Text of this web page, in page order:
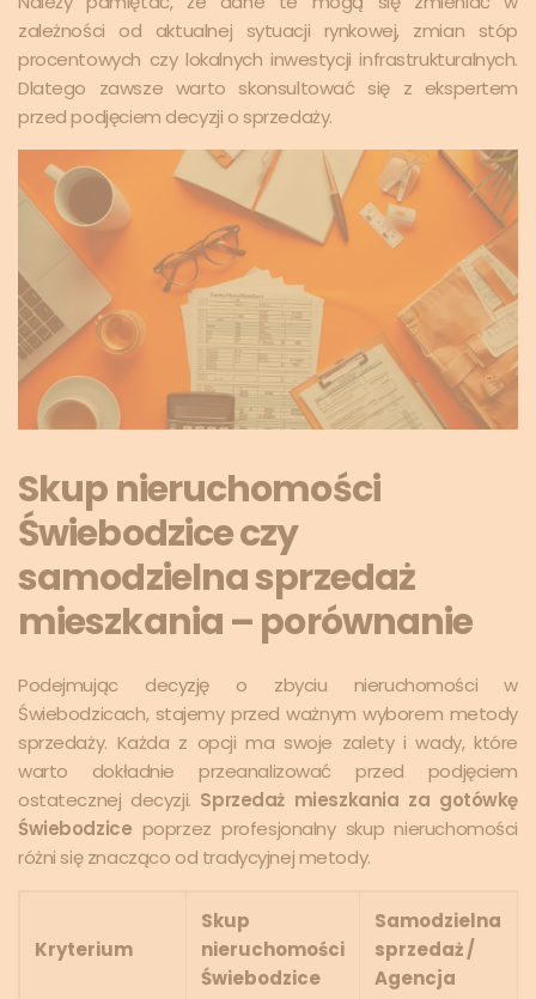
zależności od aktualnej sytuacji rynkowej, zmian stóp
procentowych czy lokalnych inwestycji infrastrukturalnych.
Dlatego zawsze warto skonsultować się z ekspertem
przed podjęciem decyzji o sprzedaży.
Skup nieruchomości
Świebodzice czy
samodzielna sprzedaż
mieszkania – porównanie
Podejmując decyzję o zbyciu nieruchomości w
Świebodzicach, stajemy przed ważnym wyborem metody
sprzedaży. Każda z opcji ma swoje zalety i wady, które
warto dokładnie przeanalizować przed podjęciem
ostatecznej decyzji. Sprzedaż mieszkania za gotówkę
Świebodzice poprzez profesjonalny skup nieruchomości
różni się znacząco od tradycyjnej metody.
Kryterium
Skup
nieruchomości
Świebodzice
Samodzielna
sprzedaż /
Agencja